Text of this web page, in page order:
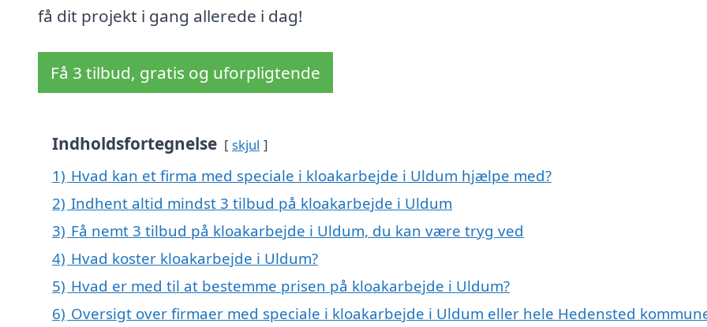
få dit projekt i gang allerede i dag!
Få 3 tilbud, gratis og uforpligtende
Indholdsfortegnelse skjul
1) Hvad kan et firma med speciale i kloakarbejde i Uldum hjælpe med?
2) Indhent altid mindst 3 tilbud på kloakarbejde i Uldum
3) Få nemt 3 tilbud på kloakarbejde i Uldum, du kan være tryg ved
4) Hvad koster kloakarbejde i Uldum?
5) Hvad er med til at bestemme prisen på kloakarbejde i Uldum?
6) Oversigt over firmaer med speciale i kloakarbejde i Uldum eller hele Hedensted